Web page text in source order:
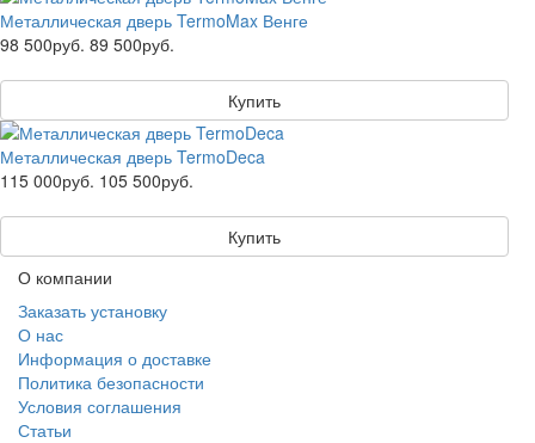
Металлическая дверь TermoMax Венге
98 500руб. 89 500руб.
Купить
Металлическая дверь TermoDeca
115 000руб. 105 500руб.
Купить
О компании
Заказать установку
О нас
Информация о доставке
Политика безопасности
Условия соглашения
Статьи